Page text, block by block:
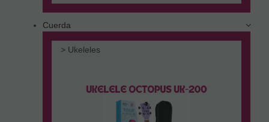
Cuerda
> Ukeleles